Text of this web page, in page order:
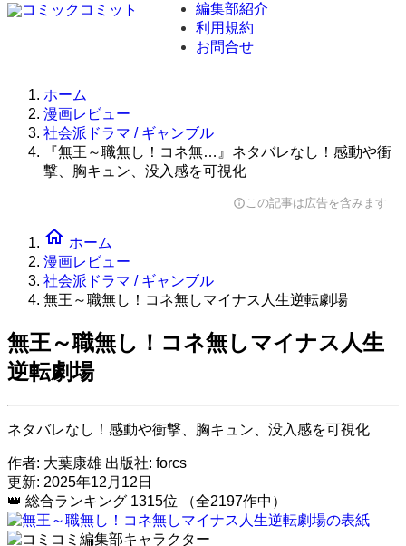
編集部紹介
利用規約
お問合せ
ホーム
漫画レビュー
社会派ドラマ / ギャンブル
『無王～職無し！コネ無…』ネタバレなし！感動や衝
撃、胸キュン、没入感を可視化
infoこの記事は広告を含みます
home ホーム
漫画レビュー
社会派ドラマ / ギャンブル
無王～職無し！コネ無しマイナス人生逆転劇場
無王～職無し！コネ無しマイナス人生
逆転劇場
ネタバレなし！感動や衝撃、胸キュン、没入感を可視化
作者: 大葉康雄 出版社: forcs
更新: 2025年12月12日
👑 総合ランキング 1315位 （全2197作中）